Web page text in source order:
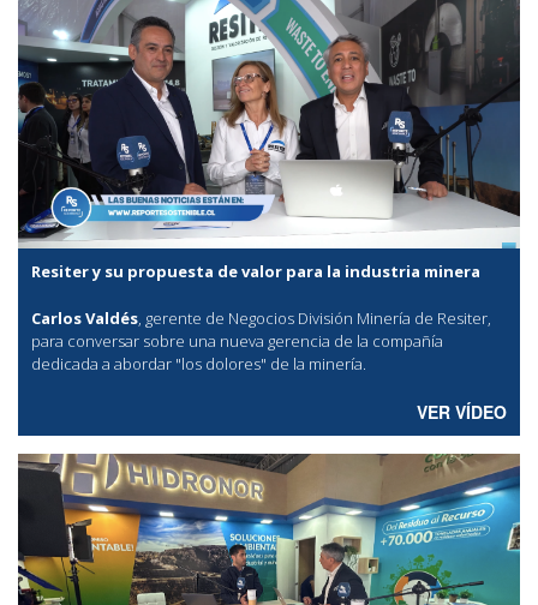
Resiter y su propuesta de valor para la industria minera
Carlos Valdés, gerente de Negocios División Minería de Resiter,
para conversar sobre una nueva gerencia de la compañía
dedicada a abordar "los dolores" de la minería.
VER VÍDEO